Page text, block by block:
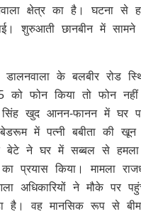
क्षेत्र का है। घटना से
शुरुआती छानबीन में
डालनवाला के बलबीर रोड
को फोन किया तो फोन
खुद आनन-फानन में घर
में पत्नी बबीता की
बेटे ने घर में सब्बल से
किया। मामला
ने मौके पर
वह मानसिक रूप से